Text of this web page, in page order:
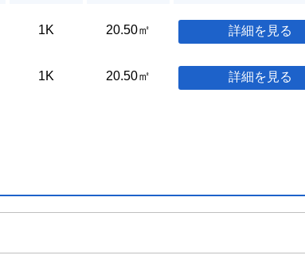
1K 20.50㎡ 詳細を見る
1K 20.50㎡ 詳細を見る